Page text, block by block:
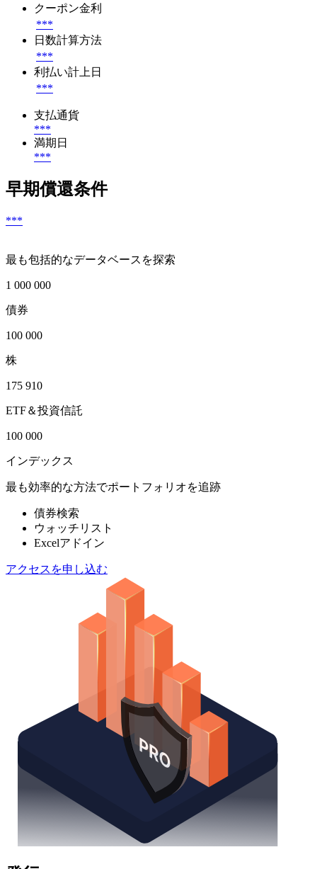
クーポン金利
***
日数計算方法
***
利払い計上日
***
支払通貨
***
満期日
***
早期償還条件
***
最も包括的なデータベースを探索
1 000 000
債券
100 000
株
175 910
ETF＆投資信託
100 000
インデックス
最も効率的な方法でポートフォリオを追跡
債券検索
ウォッチリスト
Excelアドイン
アクセスを申し込む